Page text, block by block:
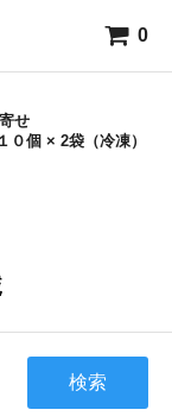
0
せ
０個 × 2袋（冷凍）
検索